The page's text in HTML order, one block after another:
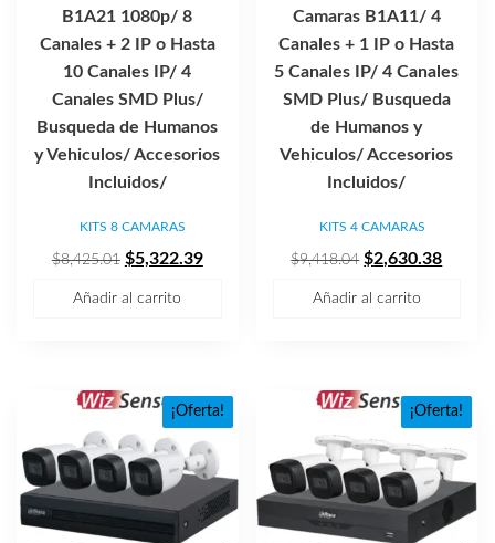
B1A21 1080p/ 8
Canales + 2 IP o Hasta
10 Canales IP/ 4
Canales SMD Plus/
Busqueda de Humanos
y Vehiculos/ Accesorios
Incluidos/
KITS 8 CAMARAS
$8,425.01 El
$5,322.39El
Añadir al carrito
Camaras B1A11/ 4
Canales + 1 IP o Hasta
5 Canales IP/ 4 Canales
SMD Plus/ Busqueda
de Humanos y
Vehiculos/ Accesorios
Incluidos/
KITS 4 CAMARAS
$9,418.04 El
$2,630.38El
Añadir al carrito
¡Oferta! ¡Oferta!